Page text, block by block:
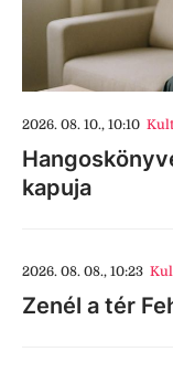
2026. 08. 10., 10:10 Kult
kapuja
2026. 08. 08., 10:23
Zenél a tér